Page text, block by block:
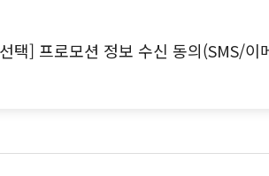
택] 프로모션 정보 수신 동의(SMS/이